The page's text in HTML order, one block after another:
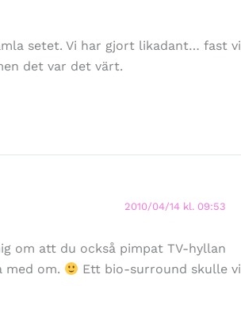
setet. Vi har gjort likadant… fast vi
det var det värt.
2010/04/14 kl. 09:53
om att du också pimpat TV-hyllan
med om.
Ett bio-surround skulle vi